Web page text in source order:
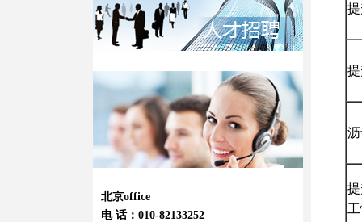
北京office
电 话：010-82133252